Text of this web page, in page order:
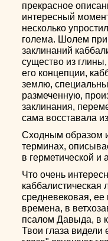
прекрасное
интересный
несколько
голема. Шолем
заклинаний
существо из глины,
его концепции,
землю,
размеченную,
заклинания,
сама восставала
Сходным образом
терминах,
в герметической и
Что очень
каббалистическая
средневековая, ее
времена, в
псалом Давыда, в
Твои глаза видели